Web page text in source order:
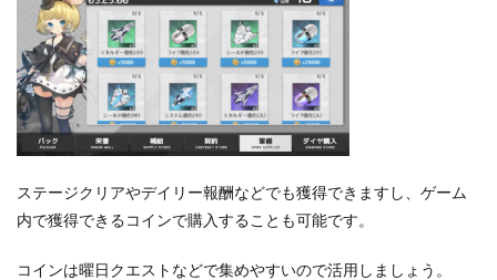
ステージクリアやデイリー報酬などでも獲得できますし、ゲーム
内で獲得できるコインで購入することも可能です。
コインは曜日クエストなどで集めやすいので活用しましょう。